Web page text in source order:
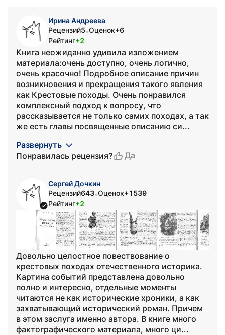
Ирина Андреева
Рецензий5•Оценок+6
Рейтинг+2
Книга неожиданно удивила изложением
материала:очень доступно, очень логично,
очень красочно! Подробное описание причин
возникновения и прекращения такого явления
как Крестовые походы. Очень понравился
комплексный подход к вопросу, что
рассказывается не только самих походах, а так
же есть главы посвященные описанию си...
Развернуть
Понравилась рецензия?
Да
Сергей Дочкин
Рецензий643•Оценок+1539
Рейтинг+2
Довольно целостное повествование о
крестовых походах отечественного историка.
Картина событий представлена довольно
полно и интересно, отдельные моменты
читаются не как исторические хроники, а как
захватывающий исторический роман. Причем
в этом заслуга именно автора. В книге много
фактографического материала, много ци...